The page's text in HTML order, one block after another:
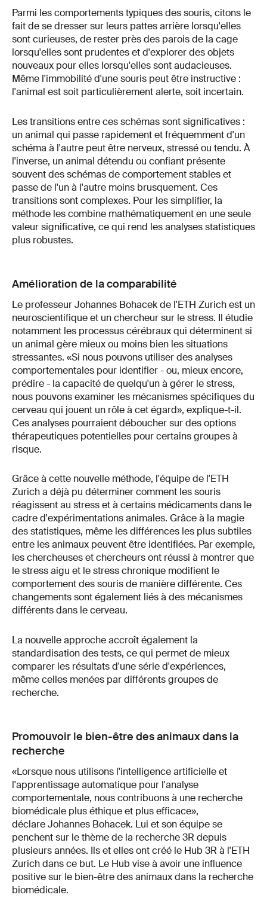
Parmi les comportements typiques des souris, citons le
fait de se dresser sur leurs pattes arrière lorsqu'elles
sont curieuses, de rester près des parois de la cage
lorsqu'elles sont prudentes et d'explorer des objets
nouveaux pour elles lorsqu'elles sont audacieuses.
Même l'immobilité d'une souris peut être instructive :
l'animal est soit particulièrement alerte, soit incertain.
Les transitions entre ces schémas sont significatives :
un animal qui passe rapidement et fréquemment d'un
schéma à l'autre peut être nerveux, stressé ou tendu. À
l'inverse, un animal détendu ou confiant présente
souvent des schémas de comportement stables et
passe de l'un à l'autre moins brusquement. Ces
transitions sont complexes. Pour les simplifier, la
méthode les combine mathématiquement en une seule
valeur significative, ce qui rend les analyses statistiques
plus robustes.
Amélioration de la comparabilité
Le professeur Johannes Bohacek de l'ETH Zurich est un
neuroscientifique et un chercheur sur le stress. Il étudie
notamment les processus cérébraux qui déterminent si
un animal gère mieux ou moins bien les situations
stressantes. «Si nous pouvons utiliser des analyses
comportementales pour identifier - ou, mieux encore,
prédire - la capacité de quelqu'un à gérer le stress,
nous pouvons examiner les mécanismes spécifiques du
cerveau qui jouent un rôle à cet égard», explique-t-il.
Ces analyses pourraient déboucher sur des options
thérapeutiques potentielles pour certains groupes à
risque.
Grâce à cette nouvelle méthode, l'équipe de l'ETH
Zurich a déjà pu déterminer comment les souris
réagissent au stress et à certains médicaments dans le
cadre d'expérimentations animales. Grâce à la magie
des statistiques, même les différences les plus subtiles
entre les animaux peuvent être identifiées. Par exemple,
les chercheuses et chercheurs ont réussi à montrer que
le stress aigu et le stress chronique modifient le
comportement des souris de manière différente. Ces
changements sont également liés à des mécanismes
différents dans le cerveau.
La nouvelle approche accroît également la
standardisation des tests, ce qui permet de mieux
comparer les résultats d'une série d'expériences,
même celles menées par différents groupes de
recherche.
Promouvoir le bien-être des animaux dans la
recherche
«Lorsque nous utilisons l'intelligence artificielle et
l'apprentissage automatique pour l'analyse
comportementale, nous contribuons à une recherche
biomédicale plus éthique et plus efficace»,
déclare Johannes Bohacek. Lui et son équipe se
penchent sur le thème de la recherche 3R depuis
plusieurs années. Ils et elles ont créé le Hub 3R à l'ETH
Zurich dans ce but. Le Hub vise à avoir une influence
positive sur le bien-être des animaux dans la recherche
biomédicale.